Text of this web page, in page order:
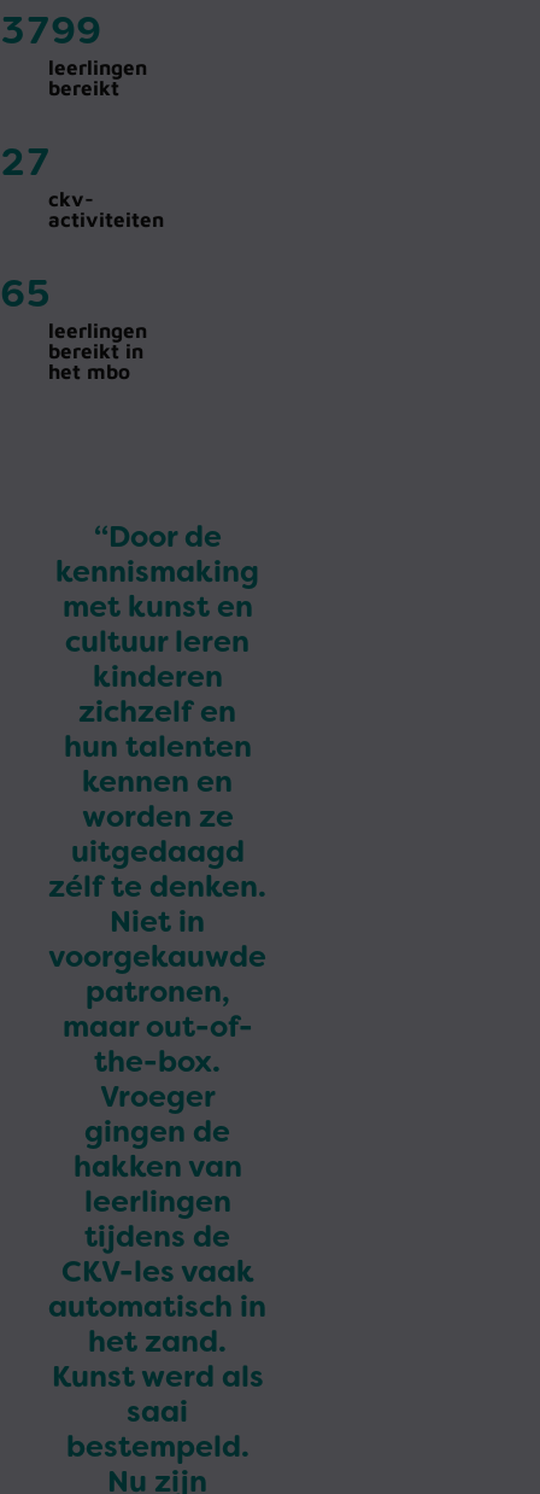
3800
leerlingen
bereikt
27
ckv-
activiteiten
65
leerlingen
bereikt in
het mbo
“Door de
kennismaking
met kunst en
cultuur leren
kinderen
zichzelf en
hun talenten
kennen en
worden ze
uitgedaagd
zélf te denken.
Niet in
voorgekauwde
patronen,
maar out-of-
the-box.
Vroeger
gingen de
hakken van
leerlingen
tijdens de
CKV-les vaak
automatisch in
het zand.
Kunst werd als
saai
bestempeld.
Nu zijn